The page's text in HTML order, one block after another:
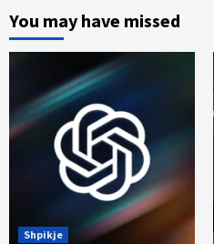
You may have missed
Shpikje